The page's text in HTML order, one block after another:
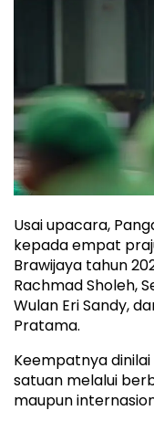
Usai upacara,
kepada empat
Brawijaya tahun
Rachmad Sholeh,
Wulan Eri Sandy,
Pratama.
Keempatnya
satuan melalui
maupun